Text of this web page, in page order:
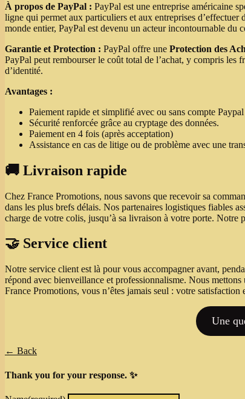
À propos de PayPal : PayPal est une entreprise américaine
ligne qui permet aux particuliers et aux entreprises d’effectuer
monde entier, PayPal est devenu un acteur incontournable du
Garantie et Protection : PayPal offre une Protection des
PayPal peut rembourser le coût total de l’achat, y compris
d’identité.
Avantages :
Paiement rapide et simplifié avec ou sans compte
Sécurité renforcée grâce au cryptage des données.
Paiement en 4 fois (après acceptation)
Assistance en cas de litige ou de problème avec une
🚚 Livraison rapide
Chez France Promotions, nous savons que recevoir sa
dans les plus brefs délais. Nos partenaires logistiques fiables
charge de votre colis, jusqu’à sa livraison à votre porte. Notre
🤝 Service client
Notre service client est là pour vous accompagner avant,
répond avec bienveillance et professionnalisme. Nous
France Promotions, vous n’êtes jamais seul : votre
Une
← Back
Thank you for your response. ✨